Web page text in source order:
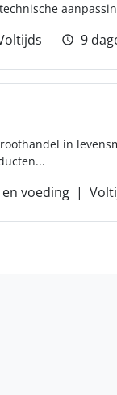
9
in
voeding